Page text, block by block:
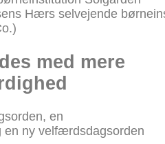
Hærs selvejende
med mere
en
en ny velfærdsdagsorden